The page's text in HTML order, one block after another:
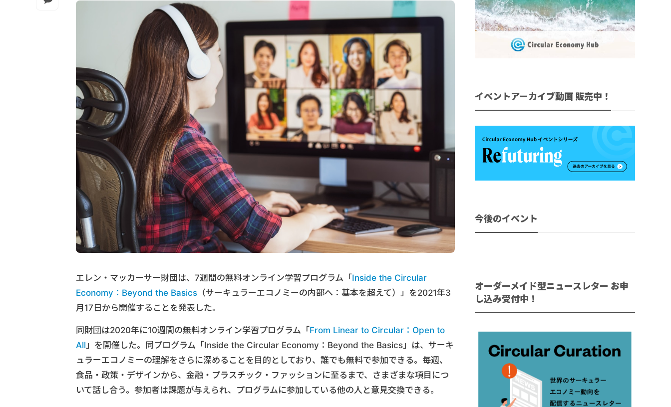
エレン・マッカーサー財団は、7週間の無料オンライン学習プログラム「 Inside the Circular
Economy：Beyond the Basics （サーキュラーエコノミーの内部へ：基本を超えて）」を2021年3
月17日から開催することを発表した。
同財団は2020年に10週間の無料オンライン学習プログラム「 From Linear to Circular：Open to
All」を開催した。同プログラム「Inside the Circular Economy：Beyond the Basics」は、サーキ
ュラーエコノミーの理解をさらに深めることを目的としており、誰でも無料で参加できる。毎週、
食品・政策・デザインから、金融・プラスチック・ファッションに至るまで、さまざまな項目につ
いて話し合う。参加者は課題が与えられ、プログラムに参加している他の人と意見交換できる。
イベントアーカイブ動画 販売中！
今後のイベント
オーダーメイド型ニュースレター お申
し込み受付中！